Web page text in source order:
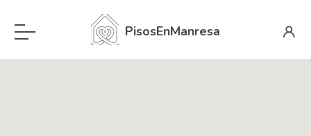
PisosEnManresa